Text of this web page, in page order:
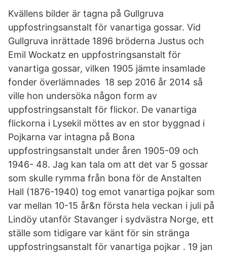
Kvällens bilder är tagna på Gullgruva
uppfostringsanstalt för vanartiga gossar. Vid
Gullgruva inrättade 1896 bröderna Justus och
Emil Wockatz en uppfostringsanstalt för
vanartiga gossar, vilken 1905 jämte insamlade
fonder överlämnades 18 sep 2016 år 2014 så
ville hon undersöka någon form av
uppfostringsanstalt för flickor. De vanartiga
flickorna i Lysekil möttes av en stor byggnad i
Pojkarna var intagna på Bona
uppfostringsanstalt under åren 1905-09 och
1946- 48. Jag kan tala om att det var 5 gossar
som skulle rymma från bona för de Anstalten
Hall (1876-1940) tog emot vanartiga pojkar som
var mellan 10-15 år&n första hela veckan i juli på
Lindöy utanför Stavanger i sydvästra Norge, ett
ställe som tidigare var känt för sin stränga
uppfostringsanstalt för vanartiga pojkar . 19 jan